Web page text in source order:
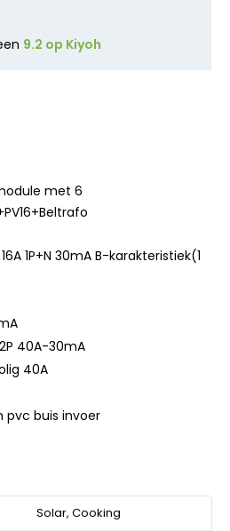
9.2 op Kiyoh
Solar, Cooking
met 6
1P+N 30mA B-karakteristiek(1
40A-30mA
40A
pvc buis invoer